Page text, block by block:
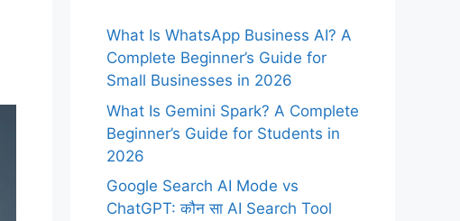
What Is WhatsApp Business AI? A
Complete Beginner’s Guide for
Small Businesses in 2026
What Is Gemini Spark? A Complete
Beginner’s Guide for Students in
2026
Google Search AI Mode vs
ChatGPT: कौन सा AI Search Tool